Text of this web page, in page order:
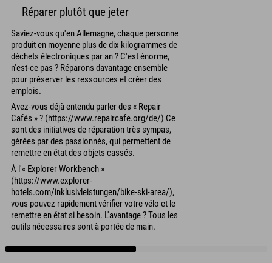
Réparer plutôt que jeter
Saviez-vous qu'en Allemagne, chaque personne
produit en moyenne plus de dix kilogrammes de
déchets électroniques par an ? C'est énorme,
n'est-ce pas ? Réparons davantage ensemble
pour préserver les ressources et créer des
emplois.
Avez-vous déjà entendu parler des « Repair
Cafés » ? (https://www.repaircafe.org/de/) Ce
sont des initiatives de réparation très sympas,
gérées par des passionnés, qui permettent de
remettre en état des objets cassés.
À l'« Explorer Workbench »
(https://www.explorer-
hotels.com/inklusivleistungen/bike-ski-area/),
vous pouvez rapidement vérifier votre vélo et le
remettre en état si besoin. L'avantage ? Tous les
outils nécessaires sont à portée de main.